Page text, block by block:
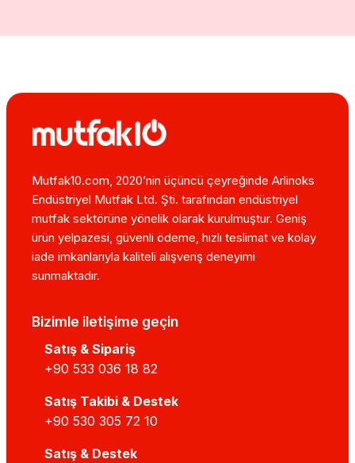
Mutfak10.com, 2020’nin üçüncü çeyreğinde Arlinoks
Endüstriyel Mutfak Ltd. Şti. tarafından endüstriyel
mutfak sektörüne yönelik olarak kurulmuştur. Geniş
ürün yelpazesi, güvenli ödeme, hızlı teslimat ve kolay
iade imkanlarıyla kaliteli alışveriş deneyimi
sunmaktadır.
Bizimle iletişime geçin
Satış & Sipariş
+90 533 036 18 82
Satış Takibi & Destek
+90 530 305 72 10
Satış & Destek